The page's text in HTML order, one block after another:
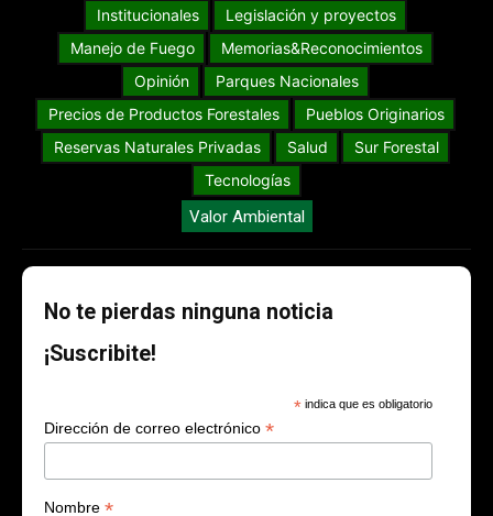
Institucionales
Legislación y proyectos
Manejo de Fuego
Memorias&Reconocimientos
Opinión
Parques Nacionales
Precios de Productos Forestales
Pueblos Originarios
Reservas Naturales Privadas
Salud
Sur Forestal
Tecnologías
Valor Ambiental
No te pierdas ninguna noticia
¡Suscribite!
* indica que es obligatorio
Dirección de correo electrónico *
Nombre *